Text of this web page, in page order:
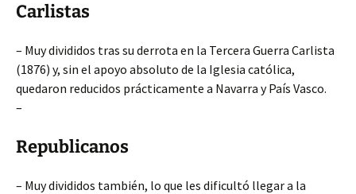
Carlistas
– Muy divididos tras su derrota en la Tercera Guerra Carlista
(1876) y, sin el apoyo absoluto de la Iglesia católica,
quedaron reducidos prácticamente a Navarra y País Vasco.
–
Republicanos
– Muy divididos también, lo que les dificultó llegar a la